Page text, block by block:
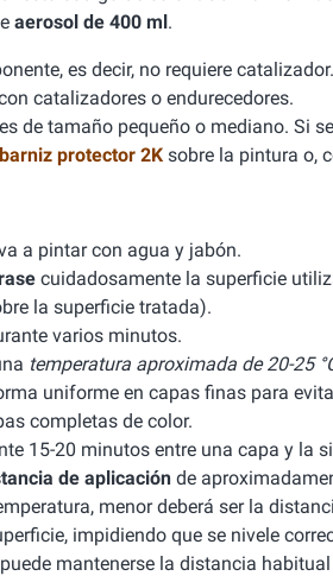
aerosol de 400 ml.
es decir, no requiere
catalizadores o endurecedores.
de tamaño pequeño o mediano. Si
barniz protector 2K sobre la pintura o,
a pintar con agua y jabón.
cuidadosamente la superficie
la superficie tratada).
varios minutos.
temperatura aproximada de 20-25
uniforme en capas finas para
completas de color.
15-20 minutos entre una capa y la
de aplicación de
menor deberá ser la
impidiendo que se nivele
mantenerse la distancia habitual